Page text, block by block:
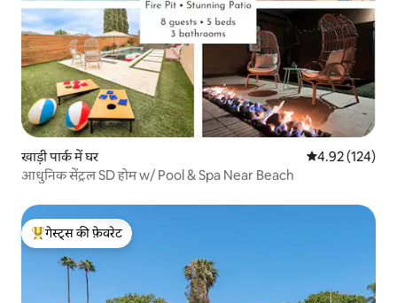
खाड़ी पार्क में घर औसत रेटिंग 5 में से
4.92 (124)
आधुनिक सेंट्रल SD होम w/ Pool & Spa Near Beach
गेस्ट्स का टॉप फ़ेवरेट
गेस्ट्स की फ़ेवरेट